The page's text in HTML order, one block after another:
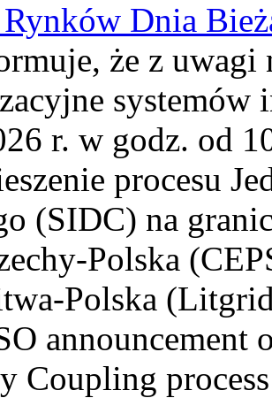
Rynków Dnia
że z uwagi
r. w godz. od
procesu
(SIDC) na
Polska
Polska
announcement
Coupling